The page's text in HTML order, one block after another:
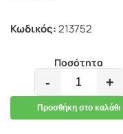
Κωδικός:213752
Ποσότητα
- +
Προσθήκη στο καλάθι